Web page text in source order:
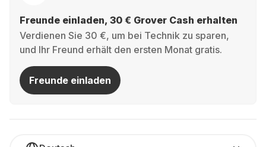
Freunde einladen, 30 € Grover Cash erhalten
Verdienen Sie 30 €, um bei Technik zu sparen,
und Ihr Freund erhält den ersten Monat gratis.
Freunde einladen